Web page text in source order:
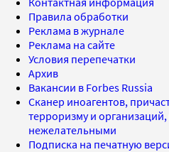
Правила обработки
Реклама в журнале
Реклама на сайте
Условия перепечатки
Архив
Вакансии в Forbes Russia
Сканер иноагентов,
терроризму и
нежелательными
Подписка на печатную